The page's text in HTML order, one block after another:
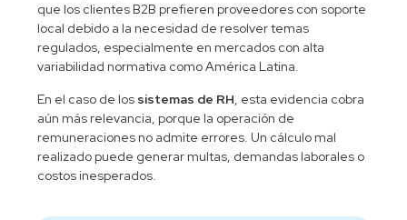
que los clientes B2B prefieren proveedores con soporte
local debido a la necesidad de resolver temas
regulados, especialmente en mercados con alta
variabilidad normativa como América Latina.
En el caso de los sistemas de RH, esta evidencia cobra
aún más relevancia, porque la operación de
remuneraciones no admite errores. Un cálculo mal
realizado puede generar multas, demandas laborales o
costos inesperados.